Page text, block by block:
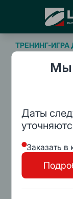
Мы
Даты
Заказать в
CBO
ТРЕНИНГ-ИГРА
Цели.
26 ноября
г.
Бизнес